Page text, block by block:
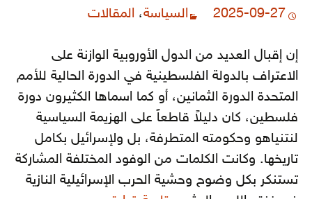
2025-09-27
السياسة، المقالات
إن إقبال العديد من الدول الأوروبية الوازنة على
الاعتراف بالدولة الفلسطينية في الدورة الحالية للأمم
المتحدة الدورة الثمانين، أو كما اسماها الكثيرون دورة
فلسطين، كان دليلاً قاطعاً على الهزيمة السياسية
لنتنياهو وحكومته المتطرفة، بل ولإسرائيل بكامل
تاريخها. وكانت الكلمات من الوفود المختلفة المشاركة
تستنكر بكل وضوح وحشية الحرب الإسرائيلية النازية